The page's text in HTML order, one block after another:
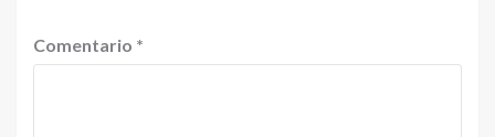
Comentario *